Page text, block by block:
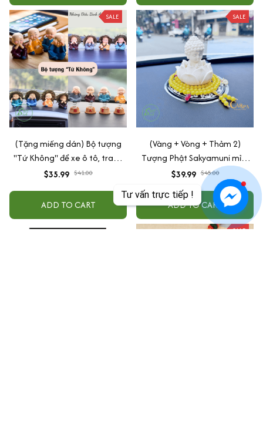
Tư vấn trực tiếp !
SALE
(Tặng miếng dán) Bộ tượng
"Tứ Không" để xe ô tô, trang
trí nhà cửa bằng gốm sứ cao
$35.99 $41.00
ADD TO CART
SALE
(Vàng + Vòng + Thảm 2)
Tượng Phật Sakyamuni mỉm
cười cầu bình an may mắn để
taplo ô tô
$39.99 $45.00
ADD TO CART
SALE